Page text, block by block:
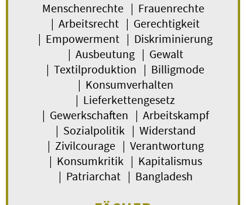
Menschenrechte | Frauenrechte
| Arbeitsrecht | Gerechtigkeit
| Empowerment | Diskriminierung
| Ausbeutung | Gewalt
| Textilproduktion | Billigmode
| Konsumverhalten
| Lieferkettengesetz
| Gewerkschaften | Arbeitskampf
| Sozialpolitik | Widerstand
| Zivilcourage | Verantwortung
| Konsumkritik | Kapitalismus
| Patriarchat | Bangladesh